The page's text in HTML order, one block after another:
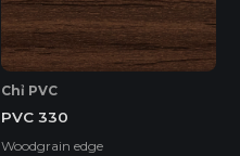
Chỉ PVC
PVC 330
Woodgrain edge